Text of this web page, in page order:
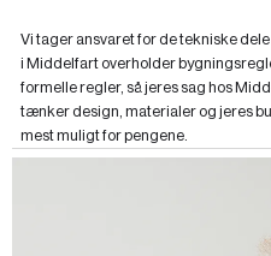
Vi tager ansvaret for de tekniske
i Middelfart overholder
formelle regler, så jeres sag hos
tænker design, materialer og jeres
mest muligt for pengene.